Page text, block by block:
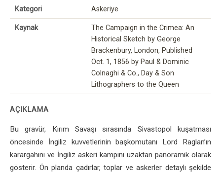
Kategori Askeriye
Kaynak
The Campaign in the Crimea: An
Historical Sketch by George
Brackenbury, London, Published
Oct. 1, 1856 by Paul & Dominic
Colnaghi & Co., Day & Son
Lithographers to the Queen
AÇIKLAMA
Bu gravür, Kırım Savaşı sırasında Sivastopol kuşatması
öncesinde İngiliz kuvvetlerinin başkomutanı Lord Raglan’ın
karargahını ve İngiliz askeri kampını uzaktan panoramik olarak
gösterir. Ön planda çadırlar, toplar ve askerler detaylı şekilde